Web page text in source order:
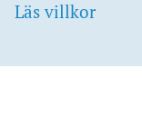
Läs villkor